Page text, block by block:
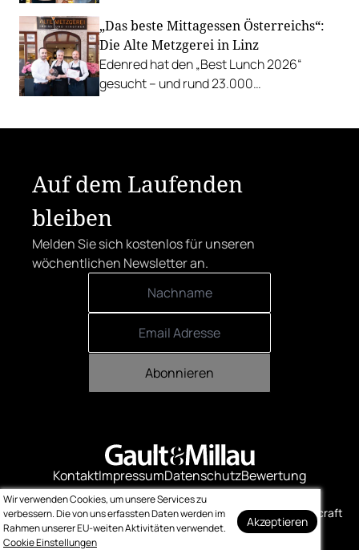
mit Cocktails, Snacks und
Veranstaltungsprogramm.
„Das beste Mittagessen Österreichs“:
Die Alte Metzgerei in Linz
Edenred hat den „Best Lunch 2026“
gesucht – und rund 23.000
Auf dem Laufenden
bleiben
Melden Sie sich kostenlos für unseren
wöchentlichen Newsletter an.
Abonnieren
KontaktImpressumDatenschutzBewertung
Logo-Downloads
© Gault & Millau Made with ❤️ by bitcraft
Wir verwenden Cookies, um unsere Services zu
verbessern. Die von uns erfassten Daten werden im
Rahmen unserer EU-weiten Aktivitäten verwendet.
Cookie Einstellungen
Akzeptieren